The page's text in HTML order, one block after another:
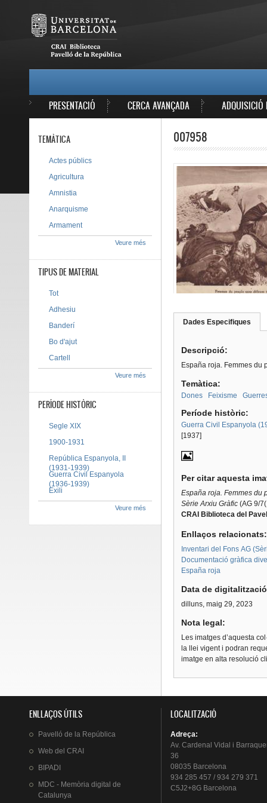
PRESENTACIÓ CERCA AVANÇADA ADQUISICIÓ
007958
Dades Especifiques
Descripció:
España roja. Femmes du
Temàtica:
Dones Feixisme
Període històric:
Guerra Civil Espanyola
[1937]
Per citar aquesta
España roja. Femmes du
Sèrie Arxiu Gràfic(AG 9/
CRAI Biblioteca del
Enllaços
Inventari del Fons AG
Documentació gràfica
España roja
Data de
dilluns, maig 29, 2023
Nota legal:
Les imatges d’aquesta
la llei vigent i podran
imatge en alta resolució
TEMÀTICA
Actes públics
Agricultura
Amnistia
Anarquisme
Armament
Veure més
TIPUS DE MATERIAL
Tot
Adhesiu
Banderí
Bo d'ajut
Cartell
Veure més
PERÍODE HISTÒRIC
Segle XIX
1900-1931
República Espanyola, II
(1931-1939)
Guerra Civil Espanyola
(1936-1939)
Exili
Veure més
ENLLAÇOS ÚTILS
Pavelló de la República
Web del CRAI
BIPADI
MDC - Memòria digital de
Catalunya
LOCALITZACIÓ
Adreça:
Av. Cardenal Vidal i
36
08035 Barcelona
934 285 457 / 934 279 371
C5J2+8G Barcelona